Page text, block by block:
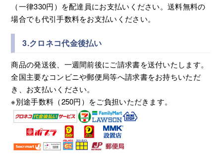
（一律330円）を配達員にお支払いください。送料無料の
場合でも代引手数料をお支払いください。
3.クロネコ代金後払い
商品の発送後、一週間前後にご請求書を送付いたします。
全国主要なコンビニや郵便局等へ請求書をお持ちいただ
き、お支払いください。
※別途手数料（250円）をご負担いただきます。